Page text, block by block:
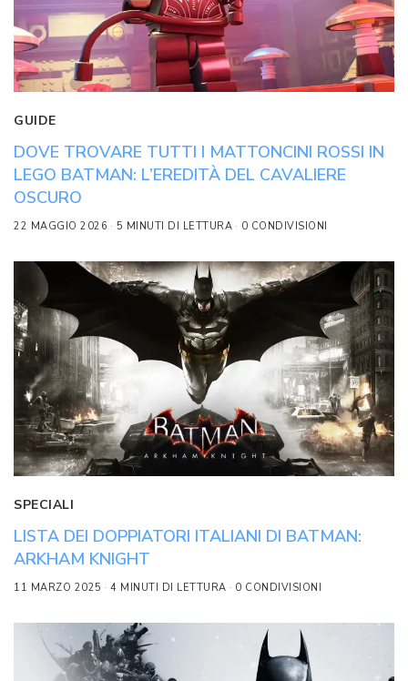
GUIDE
DOVE TROVARE TUTTI I MATTONCINI ROSSI IN
LEGO BATMAN: L’EREDITÀ DEL CAVALIERE
OSCURO
22 MAGGIO 2026 5 MINUTI DI LETTURA 0 CONDIVISIONI
SPECIALI
LISTA DEI DOPPIATORI ITALIANI DI BATMAN:
ARKHAM KNIGHT
11 MARZO 2025 4 MINUTI DI LETTURA 0 CONDIVISIONI